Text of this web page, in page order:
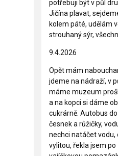
potřebuji být v půl
Jičína plavat,
kolem páté, udělám
strouhaný sýr,
9.4.2026
Opět mám
jdeme na nádraží, v
máme muzeum
a na kopci si dáme
cukrárně. Autobus
česnek a růžičky,
nechci natáčet vodu,
vylitou, řekla jsem po